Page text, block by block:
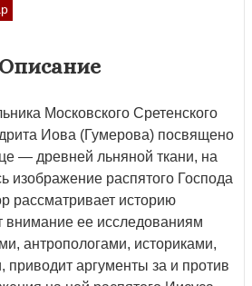
Описание
Московского Сретенского
Иова (Гумерова) посвящено
— древней льняной ткани, на
изображение распятого Господа
рассматривает историю
внимание ее исследованиям
антропологами, историками,
аргументы за и против